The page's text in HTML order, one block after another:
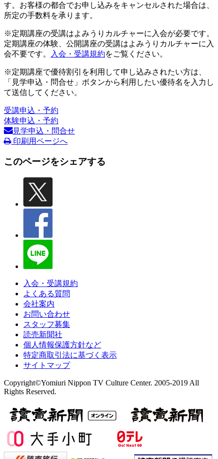
す。お客様の都合でお申し込みをキャンセルされた場合は、
所定の手数料を承ります。
※定期講座の受講はよみうりカルチャーに入会が必要です。
定期講座の体験、公開講座の受講はよみうりカルチャーに入
会不要です。
入会・受講規約をご覧ください。
※定期講座で優待割引を利用して申し込みされたい方は、
「見学申込・問合せ」ボタンから利用したい優待名を入力し
て送信してください。
受講申込・予約
体験申込・予約
見学申込・問合せ
印刷用ページへ
このページをシェアする
入会・受講規約
よくある質問
会社案内
お問い合わせ
スタッフ募集
読売新聞社
個人情報保護方針など
特定商取引法に基づく表示
サイトマップ
Copyright©Yomiuri Nippon TV Culture Center. 2005-2019 All
Rights Reserved.